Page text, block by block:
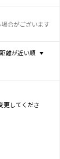
合がございます
距離が近い順
更してくださ